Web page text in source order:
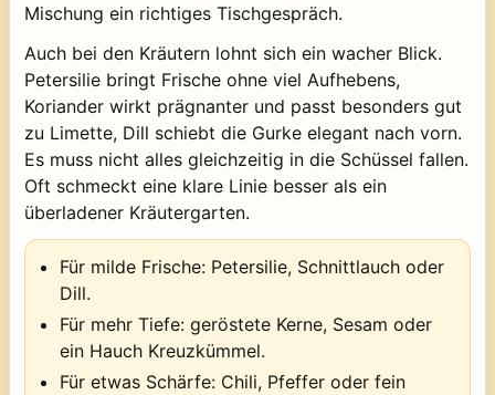
Mischung ein richtiges Tischgespräch.
Auch bei den Kräutern lohnt sich ein wacher Blick.
Petersilie bringt Frische ohne viel Aufhebens,
Koriander wirkt prägnanter und passt besonders gut
zu Limette, Dill schiebt die Gurke elegant nach vorn.
Es muss nicht alles gleichzeitig in die Schüssel fallen.
Oft schmeckt eine klare Linie besser als ein
überladener Kräutergarten.
Für milde Frische: Petersilie, Schnittlauch oder
Dill.
Für mehr Tiefe: geröstete Kerne, Sesam oder
ein Hauch Kreuzkümmel.
Für etwas Schärfe: Chili, Pfeffer oder fein